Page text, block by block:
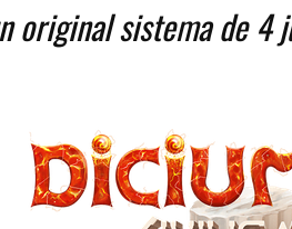
original sistema de 4